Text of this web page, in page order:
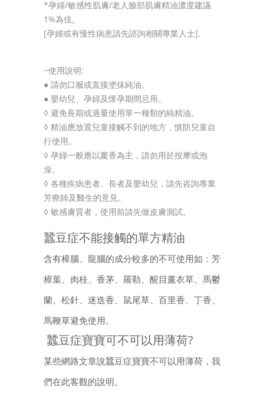
*孕婦/敏感性肌膚/老人臉部肌膚精油濃度建議
1%為佳。
[孕婦或有慢性病患請先諮詢相關專業人士].
~使用說明:
● 請勿口服或直接塗抹純油。
● 嬰幼兒、孕婦及懷孕期間忌用。
◊ 避免長期或過量使用單一種類的純精油。
◊ 精油應放置兒童接觸不到的地方，慎防兒童自
行使用。
◊ 孕婦一般應以薰香為主，請勿用於按摩或泡
澡。
◊ 各種疾病患者、長者及嬰幼兒，請先咨詢專業
芳療師及醫生的意見。
◊ 敏感膚質者，使用前請先做皮膚測試。
蠶豆症不能接觸的單方精油
含有樟腦、龍腦的成分較多的不可使用如：芳
樟葉、肉桂、香茅、羅勒、醒目薰衣草、馬鬱
蘭、松針、迷迭香、鼠尾草、百里香、丁香、
馬鞭草避免使用。
蠶豆症寶寶可不可以用薄荷?
某些網路文章說蠶豆症寶寶不可以用薄荷，我
們在此客觀的說明。